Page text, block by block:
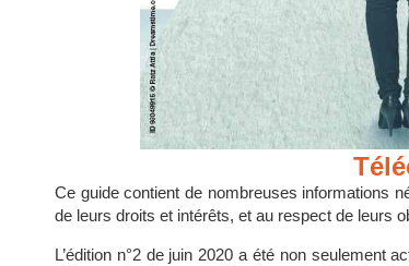
Ce guide contient de nombreuses informations
de leurs droits et intérêts, et au respect de leurs
L’édition n°2 de juin 2020 a été non seulement